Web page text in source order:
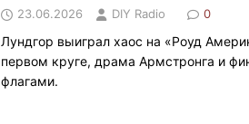
23.06.2026 DIY Radio 0
Лундгор выиграл хаос на «Роуд
первом круге, драма Армстронга и
флагами.